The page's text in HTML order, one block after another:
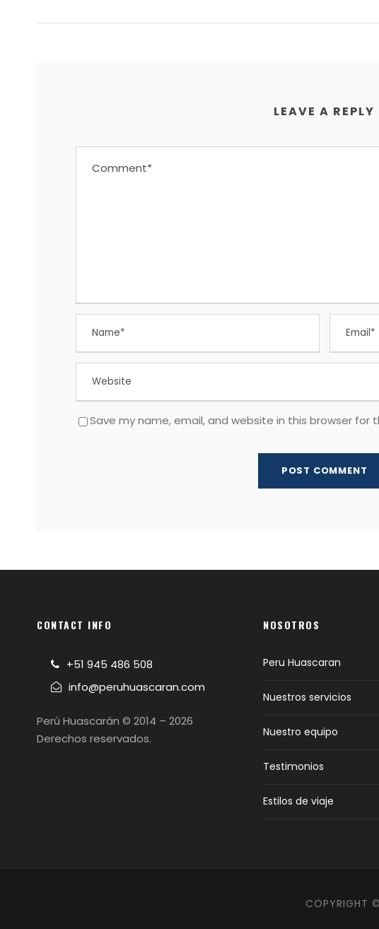
LEAVE A REPLY
Save my name, email, and website in this browser for
CONTACT INFO
+51 945 486 508
info@peruhuascaran.com
Perú Huascarán © 2014 – 2026
Derechos reservados.
NOSOTROS
Peru Huascaran
Nuestros servicios
Nuestro equipo
Testimonios
Estilos de viaje
COPYRIGHT